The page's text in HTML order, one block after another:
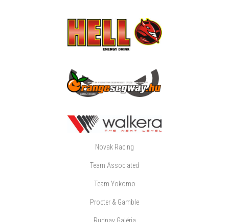
Novak Racing
Team Associated
Team Yokomo
Procter & Gamble